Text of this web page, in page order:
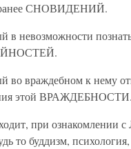
ранее СНОВИДЕНИЙ.
в невозможности
во враждебном к нему
этой ВРАЖДЕБНОСТИ.
при ознакомлении
то буддизм,